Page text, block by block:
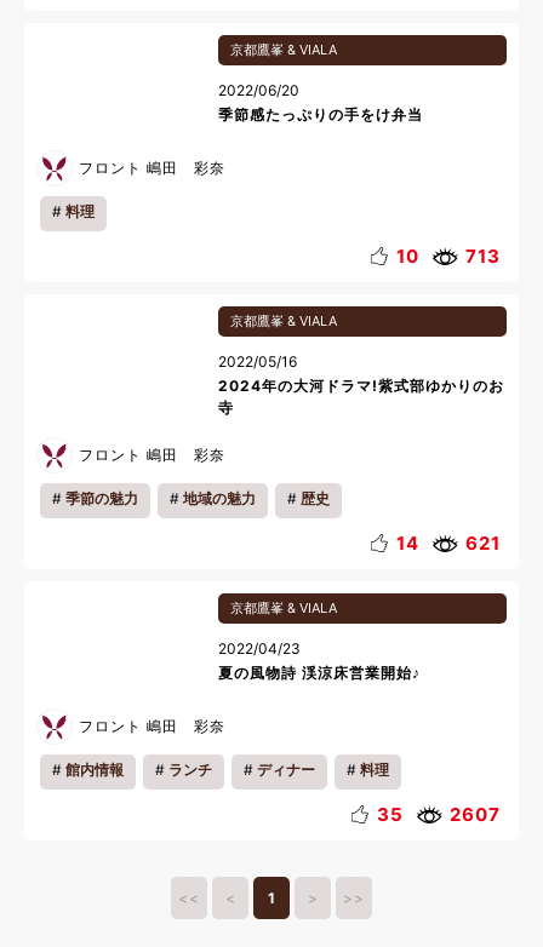
京都鷹峯 & VIALA
2022/06/20
季節感たっぷりの手をけ弁当
フロント 嶋田 彩奈
料理
10 713
京都鷹峯 & VIALA
2022/05/16
2024年の大河ドラマ!紫式部ゆかりのお
寺
フロント 嶋田 彩奈
季節の魅力 地域の魅力 歴史
14 621
京都鷹峯 & VIALA
2022/04/23
夏の風物詩 渓涼床営業開始♪
フロント 嶋田 彩奈
館内情報 ランチ ディナー 料理
35 2607
<< < 1 > >>